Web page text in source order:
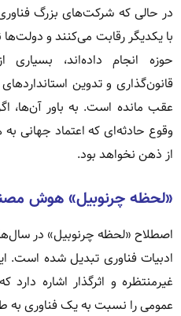
در حالی که شرکت‌های بزرگ
با یکدیگر رقابت می‌کنند و
حوزه انجام داده‌اند،
قانون‌گذاری و تدوین
عقب مانده است. به باور آن‌ها،
وقوع حادثه‌ای که اعتماد جهانی
از ذهن نخواهد بود.
«لحظه چرنوبیل» هوش
اصطلاح «لحظه چرنوبیل» در
ادبیات فناوری تبدیل شده است.
غیرمنتظره و اثرگذار اشاره
عمومی را نسبت به یک فناوری به